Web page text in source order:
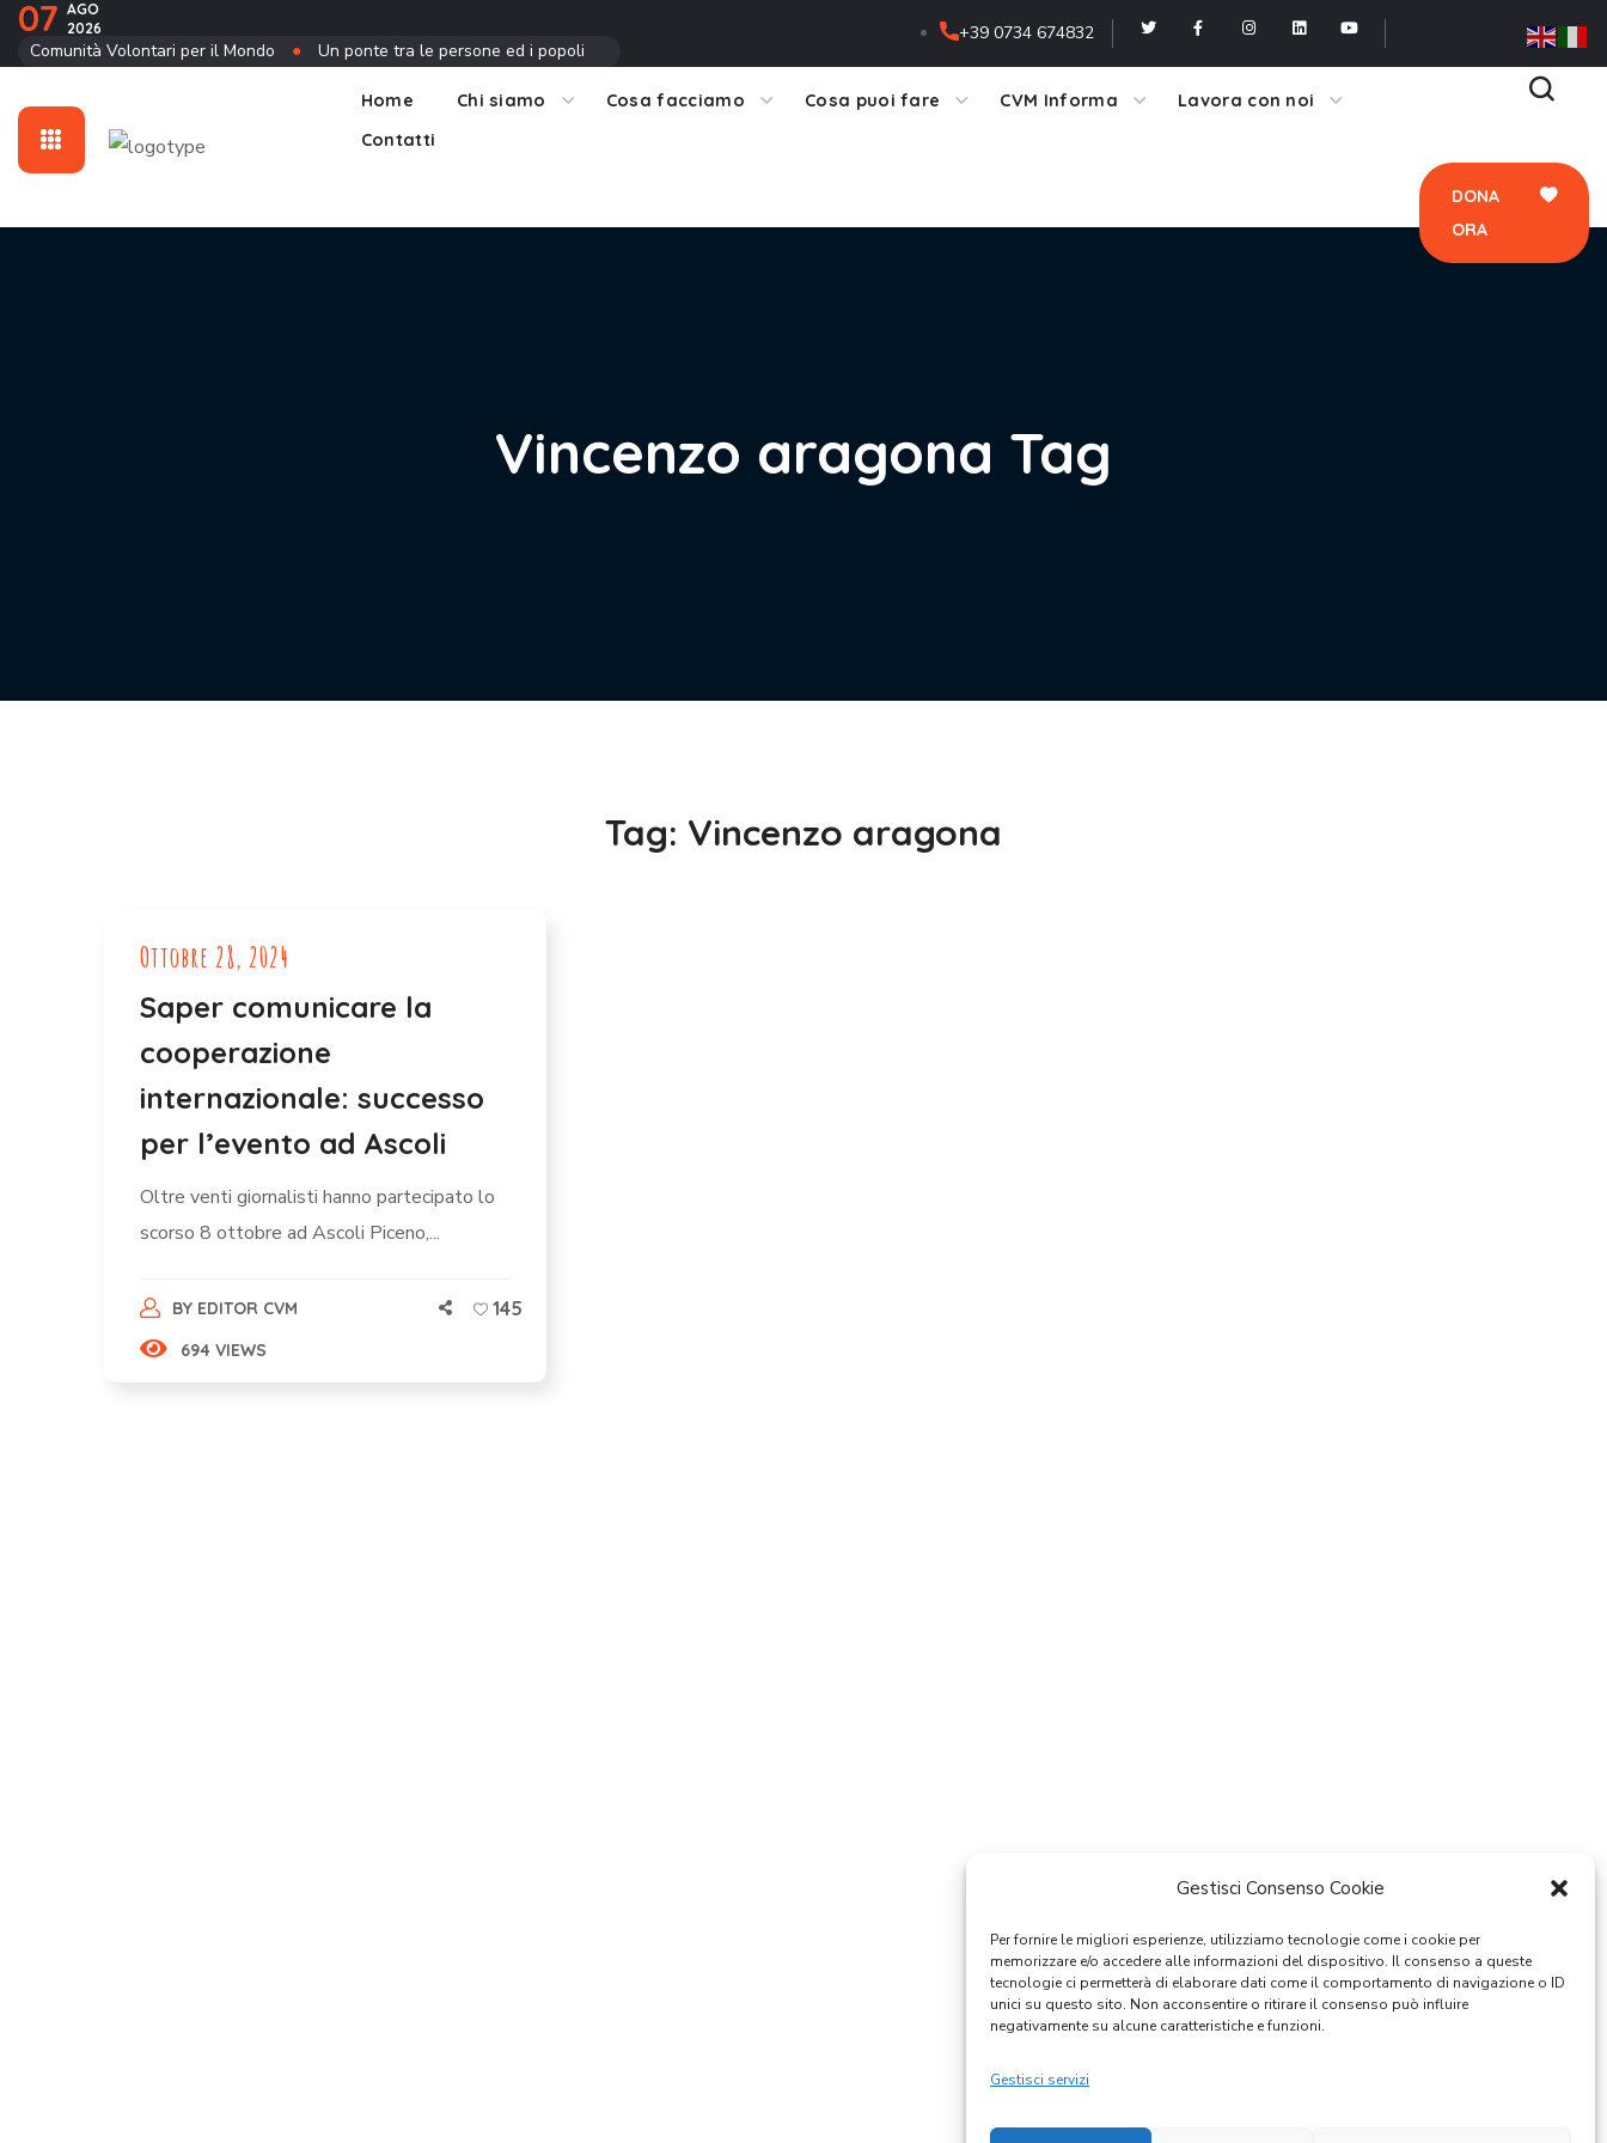
Gestisci Consenso Cookie
Per fornire le migliori esperienze, utilizziamo tecnologie come i cookie per
memorizzare e/o accedere alle informazioni del dispositivo. Il consenso a queste
tecnologie ci permetterà di elaborare dati come il comportamento di navigazione o ID
unici su questo sito. Non acconsentire o ritirare il consenso può influire
negativamente su alcune caratteristiche e funzioni.
Gestisci servizi
07 AGO
2026
Comunità Volontari per il Mondo ● Un ponte tra le persone ed i popoli
+39 0734 674832
Home Chi siamo Cosa facciamo Cosa puoi fare CVM Informa
Lavora con noi
Contatti
DONA
ORA
Contatti
Vincenzo aragona Tag
Tag: Vincenzo aragona
Ottobre 28, 2024
Saper comunicare la
cooperazione
internazionale: successo
per l’evento ad Ascoli
Oltre venti giornalisti hanno partecipato lo
scorso 8 ottobre ad Ascoli Piceno,...
BY EDITOR CVM
694 VIEWS
145